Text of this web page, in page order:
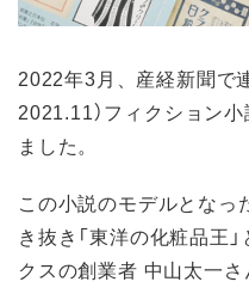
2022年3月、産経新聞で
2021.11）フィクション
ました。
この小説のモデルとなっ
き抜き「東洋の化粧品王
クスの創業者 中山太一さ